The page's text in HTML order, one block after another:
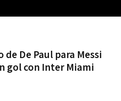
De Paul para Messi
gol con Inter Miami